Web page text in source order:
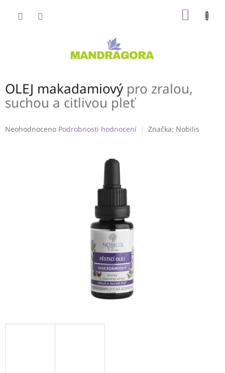
OLEJ makadamiový pro zralou,
suchou a citlivou pleť
Průměrné
Neohodnoceno Podrobnosti hodnocení Značka: Nobilis